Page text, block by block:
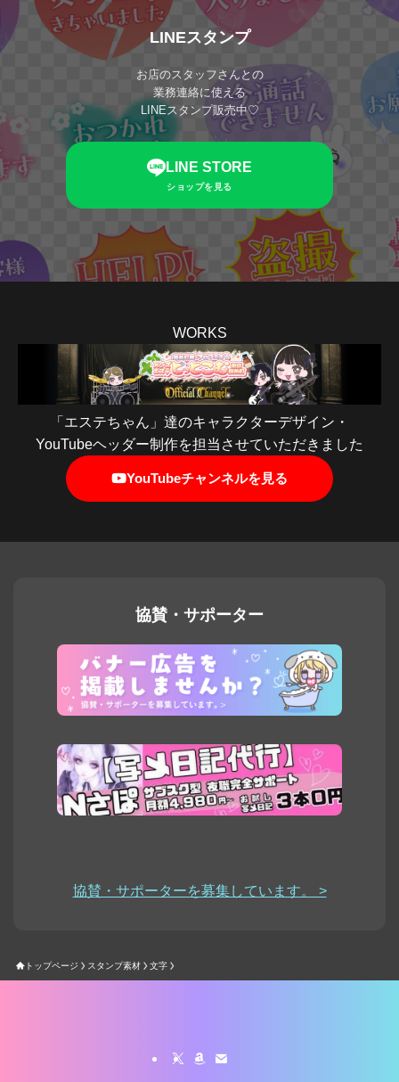
LINEスタンプ
お店のスタッフさんとの
業務連絡に使える
LINEスタンプ販売中♡
LINE STORE
ショップを見る
WORKS
「エステちゃん」達のキャラクターデザイン・
YouTubeヘッダー制作を担当させていただきました
YouTubeチャンネルを見る
協賛・サポーター
協賛・サポーターを募集しています。 >
トップページ スタンプ素材 文字